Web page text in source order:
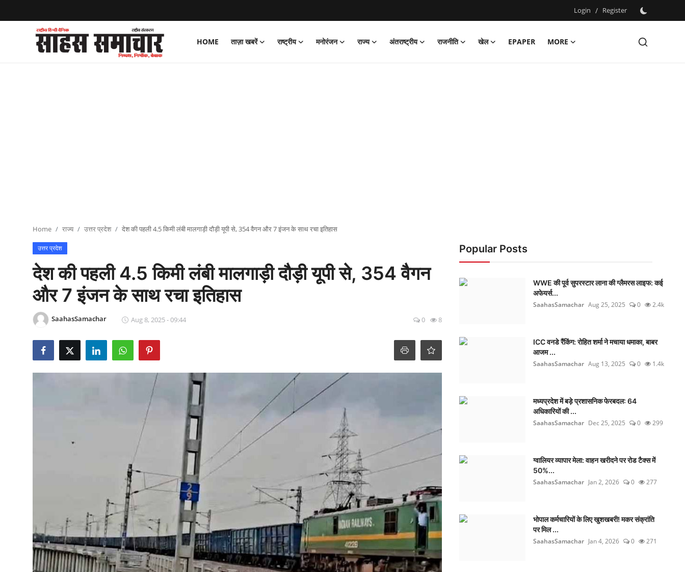
Login / Register
HOME ताज़ा खबरें राष्ट्रीय मनोरंजन राज्य अंतराष्ट्रीय राजनीति खेल EPAPER
MORE
Register
Home राज्य उत्तर प्रदेश देश की पहली 4.5 किमी लंबी मालगाड़ी दौड़ी यूपी से, 354 वैगन और 7 इंजन के साथ रचा इतिहास
उत्तर प्रदेश
देश की पहली 4.5 किमी लंबी मालगाड़ी दौड़ी यूपी से, 354 वैगन
और 7 इंजन के साथ रचा इतिहास
SaahasSamachar Aug 8, 2025 - 09:44 0 8
Popular Posts
WWE की पूर्व सुपरस्टार लाना की ग्लैमरस लाइफ: कई
अफेयर्स...
SaahasSamachar Aug 25, 2025 0 2.4k
ICC वनडे रैंकिंग: रोहित शर्मा ने मचाया धमाका, बाबर
आजम ...
SaahasSamachar Aug 13, 2025 0 1.4k
मध्यप्रदेश में बड़े प्रशासनिक फेरबदल: 64
अधिकारियों की ...
SaahasSamachar Dec 25, 2025 0 299
ग्वालियर व्यापार मेला: वाहन खरीदने पर रोड टैक्स में
50%...
SaahasSamachar Jan 2, 2026 0 277
भोपाल कर्मचारियों के लिए खुशखबरी! मकर संक्रांति
पर मिल ...
SaahasSamachar Jan 4, 2026 0 271